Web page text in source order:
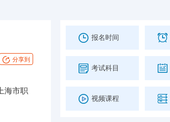
分享到
上海市职
报名时间
考试科目
视频课程